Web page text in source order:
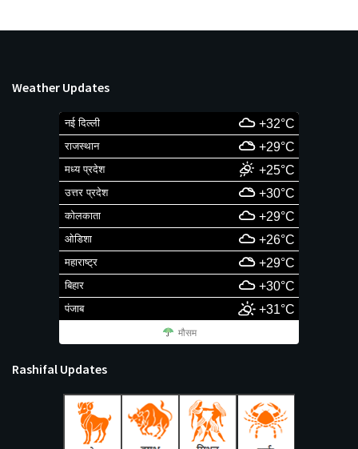
Weather Updates
नई दिल्ली +32°C
राजस्थान +29°C
मध्य प्रदेश +25°C
उत्तर प्रदेश +30°C
कोलकाता +29°C
ओडिशा +26°C
महाराष्ट्र +29°C
बिहार +30°C
पंजाब +31°C
मौसम
Rashifal Updates